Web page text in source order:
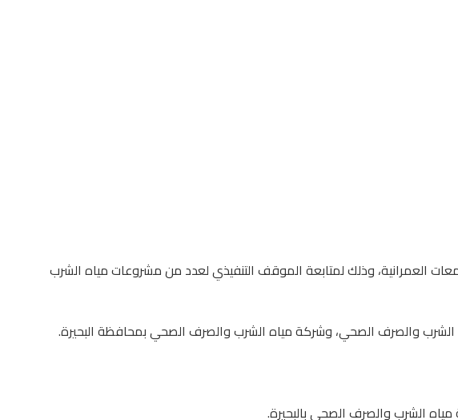
العمرانية، وذلك لمتابعة الموقف التنفيذي لعدد من مشروعات مياه الشرب
الشرب والصرف الصحي، وشركة مياه الشرب والصرف الصحي بمحافظة البحيرة.
الشرب والصرف الصحي بالبحيرة.